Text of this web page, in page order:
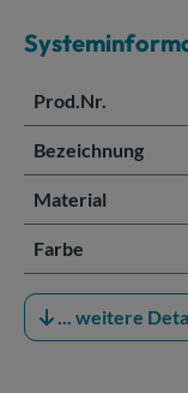
Prod.Nr.
Bezeichnung
Material
Farbe
... weitere